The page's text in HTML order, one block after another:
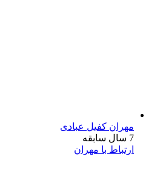
مهران کفیل عبادی
7 سال سابقه
ارتباط با مهران